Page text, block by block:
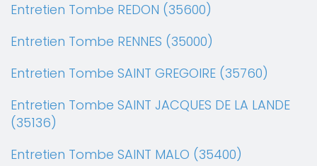
Entretien Tombe REDON (35600)
Entretien Tombe RENNES (35000)
Entretien Tombe SAINT GREGOIRE (35760)
Entretien Tombe SAINT JACQUES DE LA LANDE
(35136)
Entretien Tombe SAINT MALO (35400)